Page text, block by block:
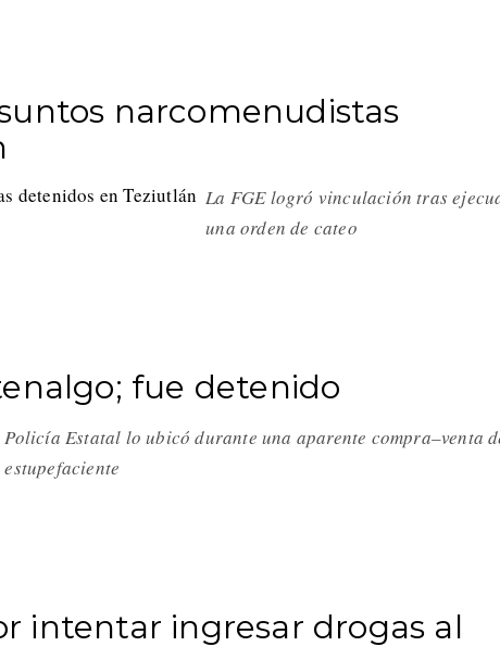
narcomenudistas
La FGE logró vinculación tras
una orden de cateo
fue detenido
Policía Estatal lo ubicó durante una aparente compra–venta
estupefaciente
intentar ingresar drogas al